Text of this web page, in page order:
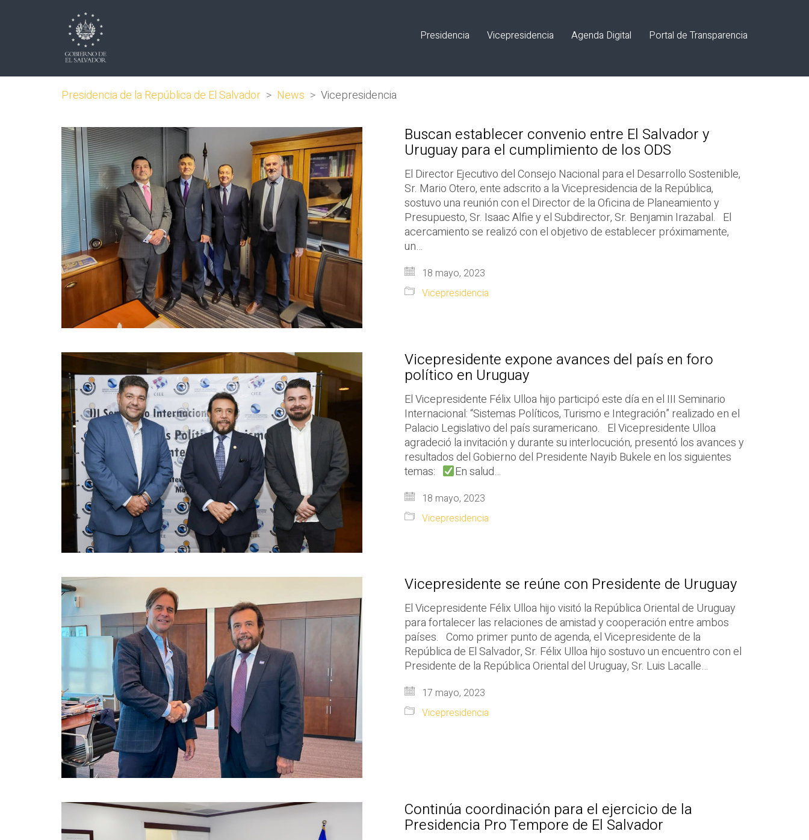
Presidencia Vicepresidencia Agenda Digital Portal de Transparencia
Presidencia de la República de El Salvador > News > Vicepresidencia
Buscan establecer convenio entre El Salvador y
Uruguay para el cumplimiento de los ODS
El Director Ejecutivo del Consejo Nacional para el Desarrollo Sostenible,
Sr. Mario Otero, ente adscrito a la Vicepresidencia de la República,
sostuvo una reunión con el Director de la Oficina de Planeamiento y
Presupuesto, Sr. Isaac Alfie y el Subdirector, Sr. Benjamin Irazabal. El
acercamiento se realizó con el objetivo de establecer próximamente,
un…
18 mayo, 2023
Vicepresidencia
Vicepresidente expone avances del país en foro
político en Uruguay
El Vicepresidente Félix Ulloa hijo participó este día en el III Seminario
Internacional: “Sistemas Políticos, Turismo e Integración” realizado en el
Palacio Legislativo del país suramericano. El Vicepresidente Ulloa
agradeció la invitación y durante su interlocución, presentó los avances y
resultados del Gobierno del Presidente Nayib Bukele en los siguientes
temas:
En salud…
18 mayo, 2023
Vicepresidencia
Vicepresidente se reúne con Presidente de Uruguay
El Vicepresidente Félix Ulloa hijo visitó la República Oriental de Uruguay
para fortalecer las relaciones de amistad y cooperación entre ambos
países. Como primer punto de agenda, el Vicepresidente de la
República de El Salvador, Sr. Félix Ulloa hijo sostuvo un encuentro con el
Presidente de la República Oriental del Uruguay, Sr. Luis Lacalle…
17 mayo, 2023
Vicepresidencia
Continúa coordinación para el ejercicio de la
Presidencia Pro Tempore de El Salvador